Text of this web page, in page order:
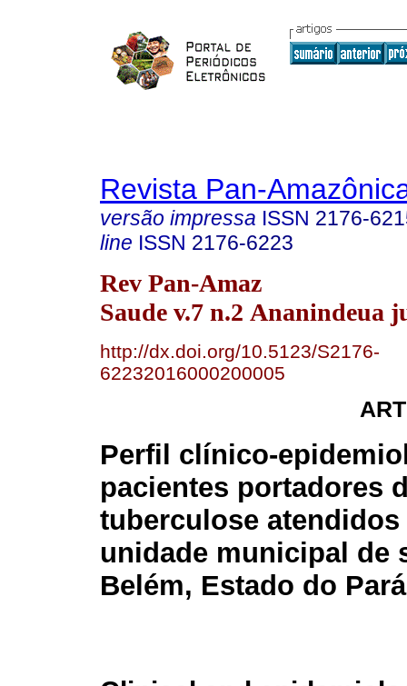
Revista Pan-
versão impressa ISSN 2176-
line ISSN 2176-6223
Rev Pan-Amaz
Saude v.7 n.2 Ananindeua
http://dx.doi.org/10.5123/S2176-
62232016000200005
Perfil clínico-
pacientes portadores
tuberculose atendidos
unidade municipal de
Belém, Estado do